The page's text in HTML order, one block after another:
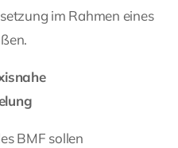
im Rahmen eines
BMF sollen